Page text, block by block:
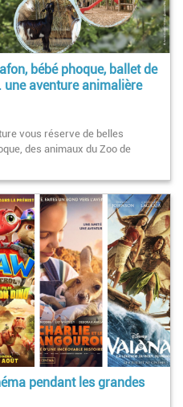
bébé phoque, ballet de
aventure animalière
vous réserve de belles
des animaux du Zoo de
pendant les grandes